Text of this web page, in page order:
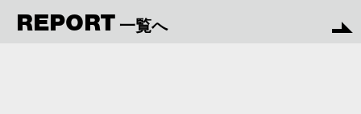
REPORT 一覧へ